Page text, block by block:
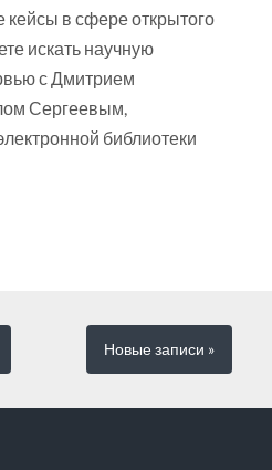
кейсы в сфере открытого
искать научную
с Дмитрием
Сергеевым,
библиотеки
Новыезаписи »